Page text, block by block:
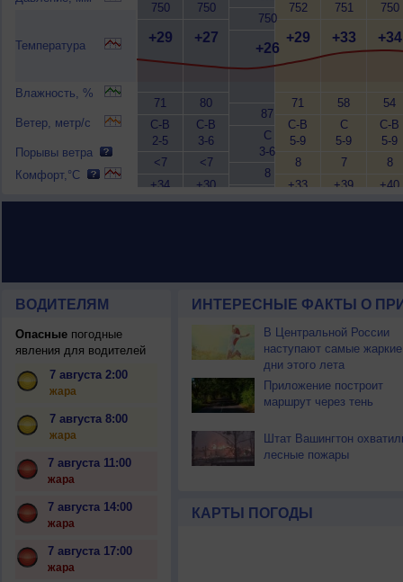
Температура
Влажность, %
Ветер, метр/с
Порывы ветра
Комфорт,°C
750
+29
71
С-В
2-5
<7
+34
750
+27
80
С-В
3-6
<7
+30
750
+26
87
С
3-6
8
752
+29
71
С-В
5-9
8
+33
751
+33
58
С
5-9
7
+39
750
+34
54
С-В
5-9
8
+40
ВОДИТЕЛЯМ
Опасныепогодные
явления для водителей
7 августа 2:00
жара
7 августа 8:00
жара
7 августа 11:00
жара
7 августа 14:00
жара
7 августа 17:00
жара
ИНТЕРЕСНЫЕ ФАКТЫ О
В Центральной России
наступают самые жаркие
дни этого лета
Приложение построит
маршрут через тень
Штат Вашингтон
лесные пожары
КАРТЫ ПОГОДЫ